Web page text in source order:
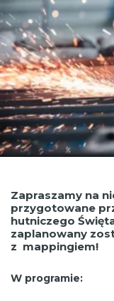
Zapraszamy na
przygotowane
hutniczego
zaplanowany
z mappingiem!
W programie: